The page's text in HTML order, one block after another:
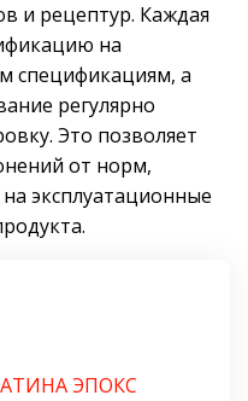
и рецептур. Каждая
на
спецификациям, а
регулярно
Это позволяет
от норм,
эксплуатационные
ЭПОКС